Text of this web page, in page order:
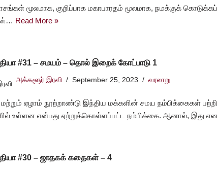
மூலமாக, குறிப்பாக மகாபாரதம் மூலமாக, நமக்குக்
Read More »
#31 – சமயம் – தொல் இறைக் கோட்பாடு 1
அக்களூர் இரவி September 25, 2023 வரலாறு
மற்றும் ஏழாம் நூற்றாண்டு இந்திய மக்களின் சமய நம்பிக்கைகள்
உள்ளன என்பது ஏற்றுக்கொள்ளப்பட்ட நம்பிக்கை. ஆனால், இது
#30 – ஜாதகக் கதைகள் – 4